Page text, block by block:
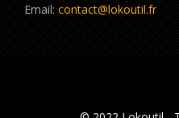
Email: contact@lokoutil.fr